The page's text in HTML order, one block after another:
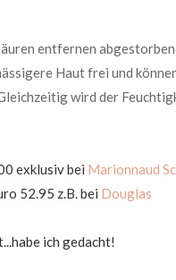
entfernen
Haut frei und
wird der
exklusiv bei Marionnaud
52.95 z.B. bei Douglas
ich gedacht!